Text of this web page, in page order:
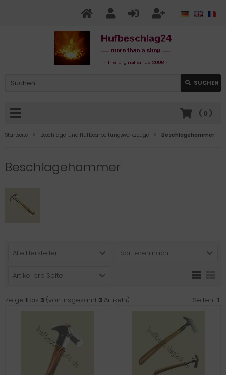
SUCHEN
( 0 )
Startseite Beschlage-und Hufbearbeitungswerkzeuge Beschlagehammer
Beschlagehammer
Alle Hersteller Sortieren nach ...
Artikel pro Seite
Zeige 1 bis 3 (von insgesamt 3 Artikeln) Seiten: 1